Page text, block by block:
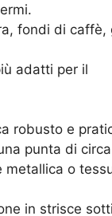
fondi di caffè,
adatti per il
robusto e
punta di
metallica o
in strisce